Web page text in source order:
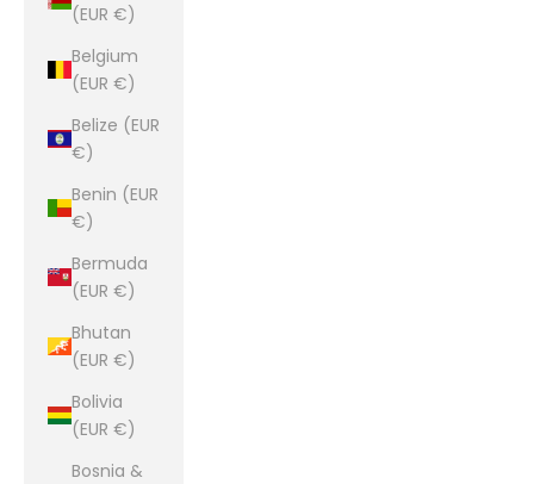
(EUR €)
Belgium
(EUR €)
Belize (EUR
€)
Benin (EUR
€)
Bermuda
(EUR €)
Bhutan
(EUR €)
Bolivia
(EUR €)
Bosnia &